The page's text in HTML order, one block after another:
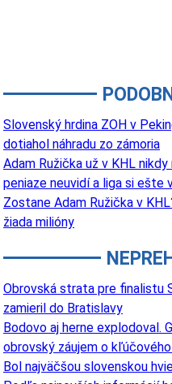
Slovenský hrdina ZOH v
dotiahol náhradu zo zámoria
Adam Ružička už v KHL
peniaze neuvidí a liga si
Zostane Adam Ružička v
žiada milióny
Obrovská strata pre finalistu
zamieril do Bratislavy
Bodovo aj herne explodoval.
obrovský záujem o
Bol najväčšou slovenskou